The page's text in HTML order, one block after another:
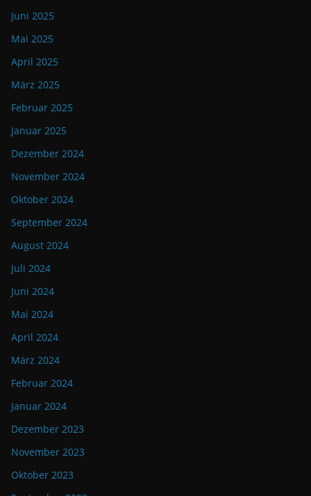
Juni 2025
Mai 2025
April 2025
März 2025
Februar 2025
Januar 2025
Dezember 2024
November 2024
Oktober 2024
September 2024
August 2024
Juli 2024
Juni 2024
Mai 2024
April 2024
März 2024
Februar 2024
Januar 2024
Dezember 2023
November 2023
Oktober 2023